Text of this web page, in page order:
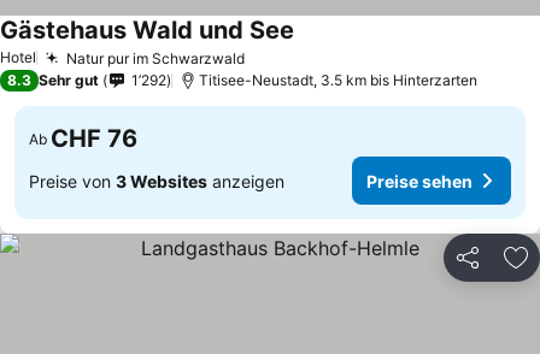
Hotel Natur pur im Schwarzwald
Gästehaus Wald und See
8.3 Sehr gut 1’292 Titisee-Neustadt, 3.5 km bis Hinterzarten
Ab CHF 76
Preise von 3 Websites anzeigen Preise sehen
Teilen